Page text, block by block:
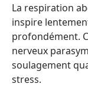
La respiration
inspire
profondément.
nerveux
soulagement
stress.